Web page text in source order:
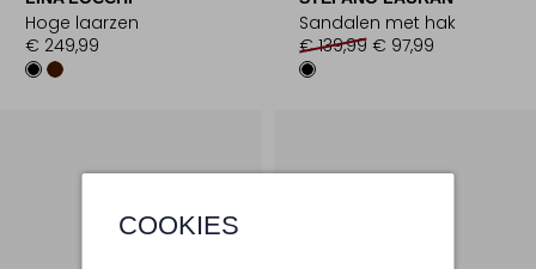
COOKIES
Hoge laarzen
€ 249,99
Sandalen met hak
€ 139,99 € 97,99